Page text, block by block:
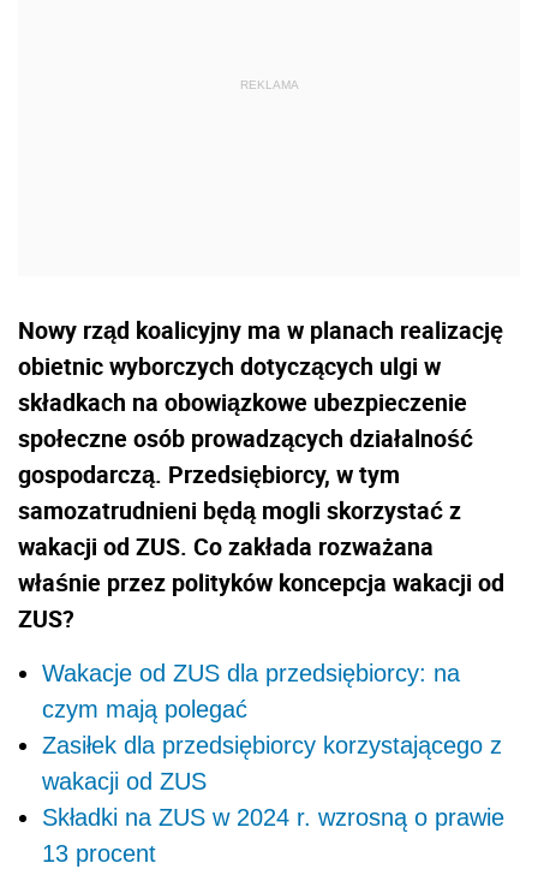
Nowy rząd koalicyjny ma w planach realizację
obietnic wyborczych dotyczących ulgi w
składkach na obowiązkowe ubezpieczenie
społeczne osób prowadzących działalność
gospodarczą. Przedsiębiorcy, w tym
samozatrudnieni będą mogli skorzystać z
wakacji od ZUS. Co zakłada rozważana
właśnie przez polityków koncepcja wakacji od
ZUS?
Wakacje od ZUS dla przedsiębiorcy: na
czym mają polegać
Zasiłek dla przedsiębiorcy korzystającego z
wakacji od ZUS
Składki na ZUS w 2024 r. wzrosną o prawie
13 procent